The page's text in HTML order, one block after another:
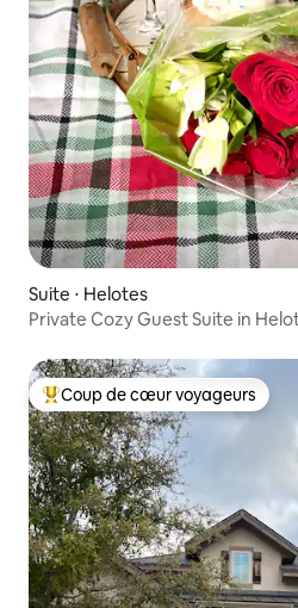
Suite ⋅ Helotes
Private Cozy Guest Suite in
Coups de cœur voyageurs les
Coup de cœur voyageurs